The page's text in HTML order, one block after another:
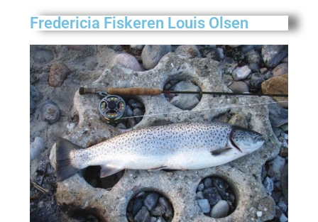
Fredericia Fiskeren Louis Olsen